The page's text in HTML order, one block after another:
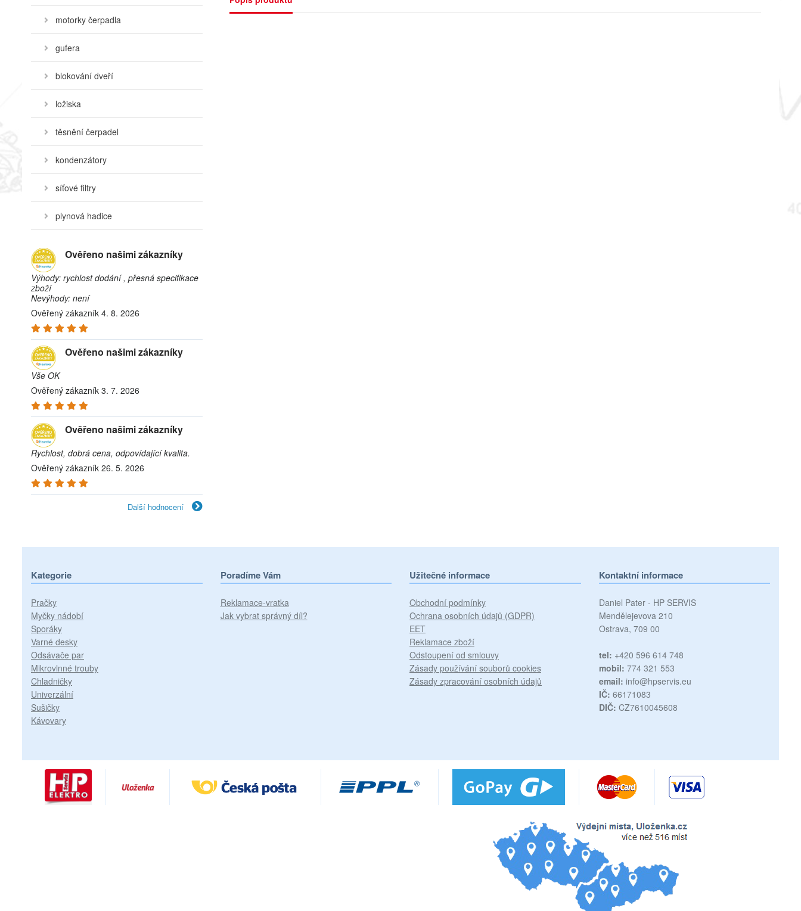
motorky čerpadla
gufera
blokování dveří
ložiska
těsnění čerpadel
kondenzátory
síťové filtry
plynová hadice
Ověřeno našimi zákazníky
Výhody: rychlost dodání , přesná specifikace
zboží
Nevýhody: není
Ověřený zákazník 4. 8. 2026
Ověřeno našimi zákazníky
Vše OK
Ověřený zákazník 3. 7. 2026
Ověřeno našimi zákazníky
Rychlost, dobrá cena, odpovídající kvalita.
Ověřený zákazník 26. 5. 2026
Další hodnocení
Kategorie
Pračky
Myčky nádobí
Sporáky
Varné desky
Odsávače par
Mikrovlnné trouby
Chladničky
Univerzální
Sušičky
Kávovary
Poradíme Vám
Reklamace-vratka
Jak vybrat správný díl?
Užitečné informace
Obchodní podmínky
Ochrana osobních údajů (GDPR)
EET
Reklamace zboží
Odstoupení od smlouvy
Zásady používání souborů cookies
Zásady zpracování osobních údajů
Kontaktní informace
Daniel Pater - HP SERVIS
Mendělejevova 210
Ostrava, 709 00
tel: +420 596 614 748
mobil: 774 321 553
email: info@hpservis.eu
IČ: 66171083
DIČ: CZ7610045608